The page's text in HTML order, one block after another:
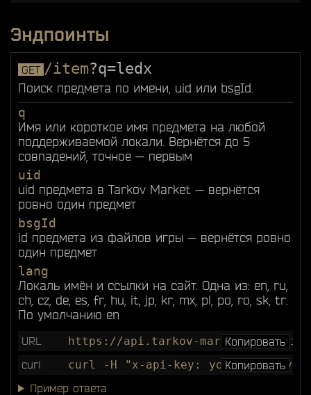
Эндпоинты
GET /item?q=ledx
Поиск предмета по имени, uid или bsgId.
q
Имя или короткое имя предмета на любой
поддерживаемой локали. Вернётся до 5
совпадений, точное — первым
uid
uid предмета в Tarkov Market — вернётся
ровно один предмет
bsgId
id предмета из файлов игры — вернётся ровно
один предмет
lang
Локаль имён и ссылки на сайт. Одна из: en, ru,
ch, cz, de, es, fr, hu, it, jp, kr, mx, pl, po, ro, sk, tr.
По умолчанию en
URL https://api.tarkov-market.app/api/
Копировать
curl
curl -H "x-api-key: your_api_key"
Копировать
Пример ответа